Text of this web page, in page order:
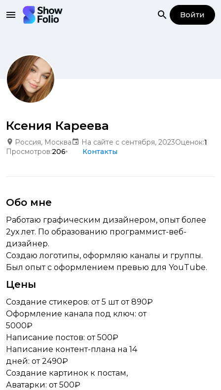
Войти
Ксения Кареева
Россия, Москва На сайте с сентября, 2023Оценок:1
Просмотров:206 Контакты
Обо мне
Работаю графическим дизайнером, опыт более
2ух лет. По образованию программист-веб-
дизайнер.
Создаю логотипы, оформляю каналы и группы.
Был опыт с оформлением превью для YouTube.
Цены
Создание стикеров: от 5 шт от 890₽
Оформление канала под ключ: от
5000₽
Написание постов: от 500₽
Написание контент-плана на 14
дней: от 2490₽
Создание картинок к постам,
Аватарки: от 500₽